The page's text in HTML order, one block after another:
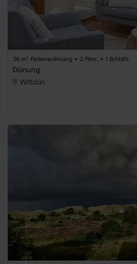
36 m² Ferienwohnung 2 Pers. 1 Schlafz.
Dünung
Wittdün